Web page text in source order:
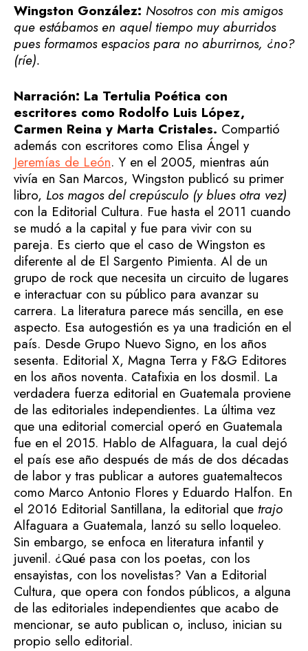
Wingston González: Nosotros con mis amigos
que estábamos en aquel tiempo muy aburridos
pues formamos espacios para no aburrirnos, ¿no?
(ríe).
Narración: La Tertulia Poética con
escritores como Rodolfo Luis López,
Carmen Reina y Marta Cristales. Compartió
además con escritores como Elisa Ángel y
Jeremías de León. Y en el 2005, mientras aún
vivía en San Marcos, Wingston publicó su primer
libro, Los magos del crepúsculo (y blues otra vez)
con la Editorial Cultura. Fue hasta el 2011 cuando
se mudó a la capital y fue para vivir con su
pareja. Es cierto que el caso de Wingston es
diferente al de El Sargento Pimienta. Al de un
grupo de rock que necesita un circuito de lugares
e interactuar con su público para avanzar su
carrera. La literatura parece más sencilla, en ese
aspecto. Esa autogestión es ya una tradición en el
país. Desde Grupo Nuevo Signo, en los años
sesenta. Editorial X, Magna Terra y F&G Editores
en los años noventa. Catafixia en los dosmil. La
verdadera fuerza editorial en Guatemala proviene
de las editoriales independientes. La última vez
que una editorial comercial operó en Guatemala
fue en el 2015. Hablo de Alfaguara, la cual dejó
el país ese año después de más de dos décadas
de labor y tras publicar a autores guatemaltecos
como Marco Antonio Flores y Eduardo Halfon. En
el 2016 Editorial Santillana, la editorial que trajo
Alfaguara a Guatemala, lanzó su sello loqueleo.
Sin embargo, se enfoca en literatura infantil y
juvenil. ¿Qué pasa con los poetas, con los
ensayistas, con los novelistas? Van a Editorial
Cultura, que opera con fondos públicos, a alguna
de las editoriales independientes que acabo de
mencionar, se auto publican o, incluso, inician su
propio sello editorial.